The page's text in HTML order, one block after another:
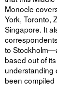
Monocle
York, Toronto,
Singapore. It
to
based out of
understanding
been compiled